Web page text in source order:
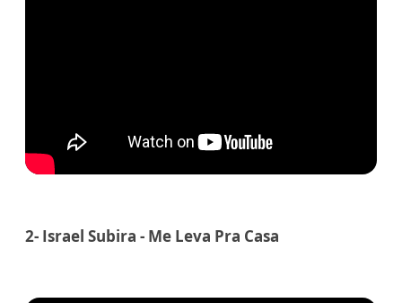
2- Israel Subira - Me Leva Pra Casa